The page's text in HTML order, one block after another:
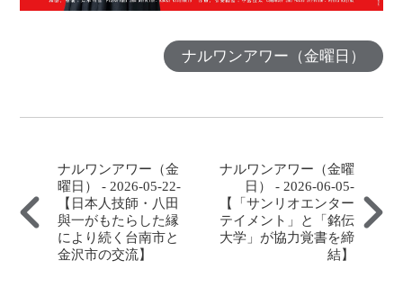
ナルワンアワー（金曜日）
ナルワンアワー（金
曜日） - 2026-05-22-
【日本人技師・八田
與一がもたらした縁
により続く台南市と
金沢市の交流】
ナルワンアワー（金曜
日） - 2026-06-05-
【「サンリオエンター
テイメント」と「銘伝
大学」が協力覚書を締
結】